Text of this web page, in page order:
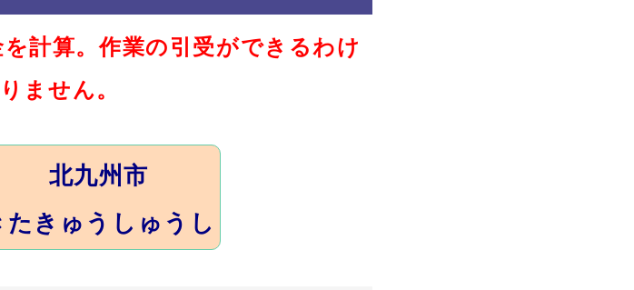
計算。作業の引受ができるわけ
ません。
北九州市
たきゅうしゅうし